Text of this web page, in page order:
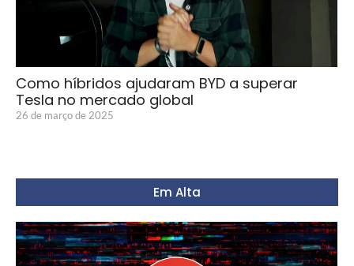
Como híbridos ajudaram BYD a superar
Tesla no mercado global
26 de março de 2025
Em Alta